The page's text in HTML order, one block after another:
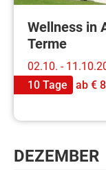
Wellness in
Terme
02.10. -
10 Tage
ab €
DEZEMBER